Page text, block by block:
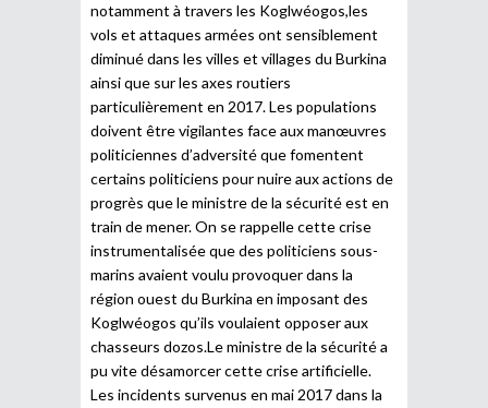
notamment à travers les Koglwéogos,les
vols et attaques armées ont sensiblement
diminué dans les villes et villages du Burkina
ainsi que sur les axes routiers
particulièrement en 2017. Les populations
doivent être vigilantes face aux manœuvres
politiciennes d’adversité que fomentent
certains politiciens pour nuire aux actions de
progrès que le ministre de la sécurité est en
train de mener. On se rappelle cette crise
instrumentalisée que des politiciens sous-
marins avaient voulu provoquer dans la
région ouest du Burkina en imposant des
Koglwéogos qu’ils voulaient opposer aux
chasseurs dozos.Le ministre de la sécurité a
pu vite désamorcer cette crise artificielle.
Les incidents survenus en mai 2017 dans la